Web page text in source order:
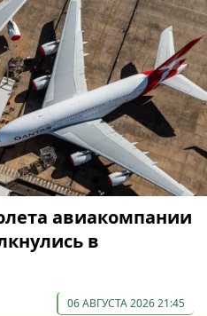
авиакомпании
в
06 АВГУСТА 2026 21:45